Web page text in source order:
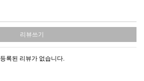
리뷰쓰기
등록된 리뷰가 없습니다.